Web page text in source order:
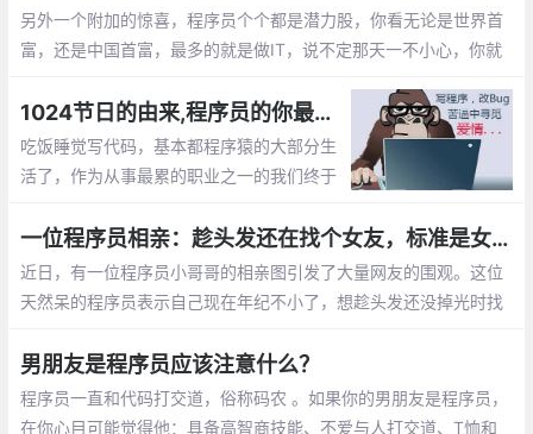
员们的肾上腺素分泌。
另外一个附加的惊喜，程序员个个都是潜力股，你看无论是世界首
富，还是中国首富，最多的就是做IT，说不定那天一不小心，你就
序员收入稳定，生活安逸，属于长期持有型成长股
1024节日的由来,程序员的你最想对自己说的是什么？【1024程序员节日】
吃饭睡觉写代码，基本都程序猿的大部分生
活了，作为从事最累的职业之一的我们终于
序员致敬，向自己致敬，向未来致敬。
一位程序员相亲：趁头发还在找个女友，标准是女孩就行
近日，有一位程序员小哥哥的相亲图引发了大量网友的围观。这位
天然呆的程序员表示自己现在年纪不小了，想趁头发还没掉光时找
男朋友是程序员应该注意什么？
程序员一直和代码打交道，俗称码农 。如果你的男朋友是程序员，
在你心目可能觉得他：具备高智商技能、不爱与人打交道、T恤和